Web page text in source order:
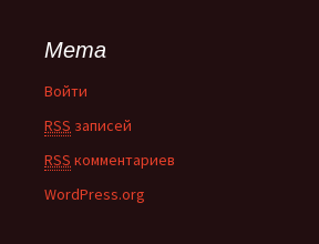
Мета
Войти
RSS записей
RSS комментариев
WordPress.org